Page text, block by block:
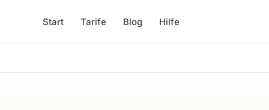
Start Tarife Blog Hilfe